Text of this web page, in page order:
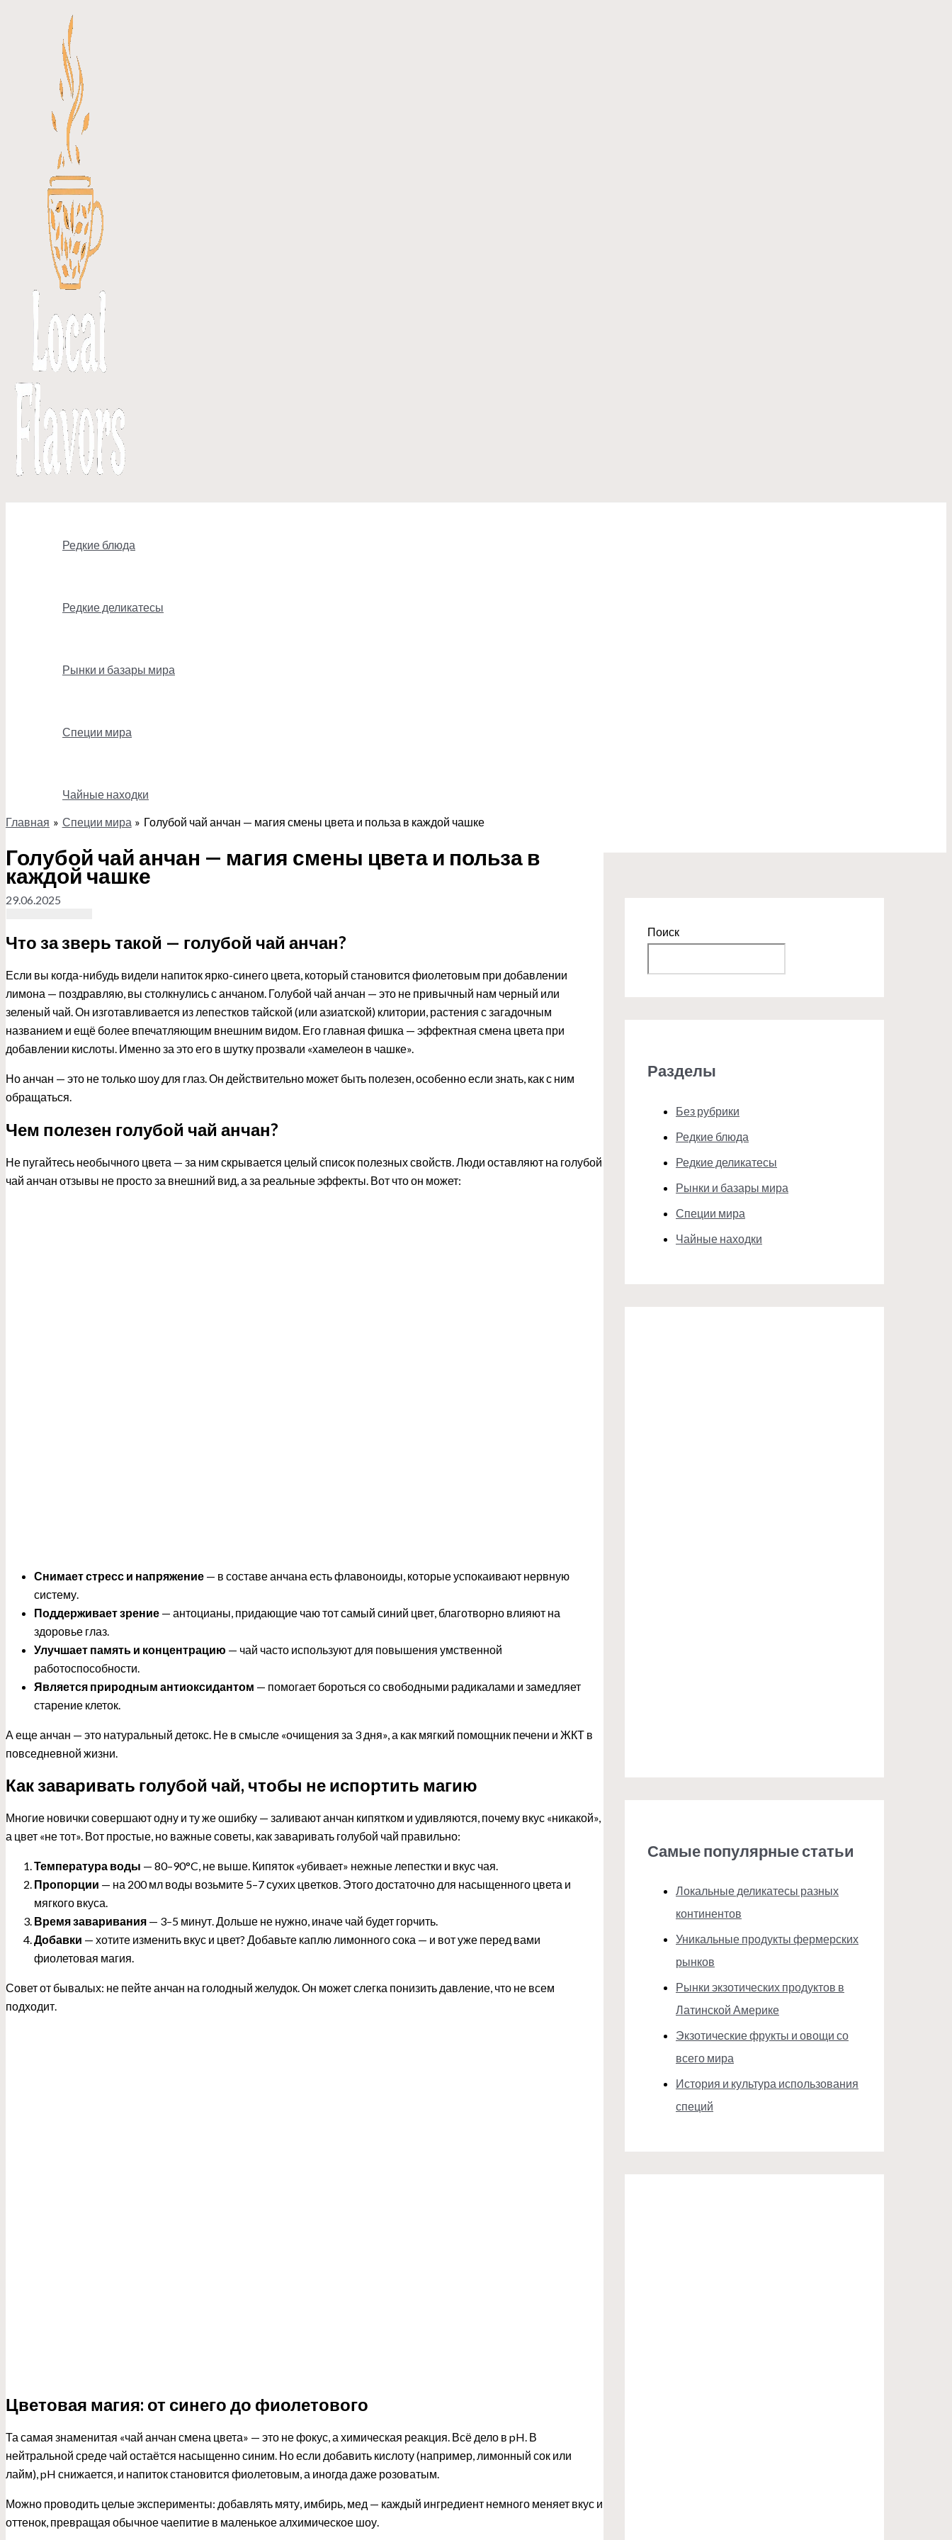
содержимому
Редкие блюда
Редкие деликатесы
Рынки и базары мира
Специи мира
Чайные находки
Главная Специи мира Голубой чай анчан — магия смены цвета и польза в каждой чашке
Голубой чай анчан — магия смены цвета и польза в
каждой чашке
29.06.2025
Что за зверь такой — голубой чай анчан?
Если вы когда-нибудь видели напиток ярко-синего цвета, который становится фиолетовым при добавлении
лимона — поздравляю, вы столкнулись с анчаном. Голубой чай анчан — это не привычный нам черный или
зеленый чай. Он изготавливается из лепестков тайской (или азиатской) клитории, растения с загадочным
названием и ещё более впечатляющим внешним видом. Его главная фишка — эффектная смена цвета при
добавлении кислоты. Именно за это его в шутку прозвали «хамелеон в чашке».
Но анчан — это не только шоу для глаз. Он действительно может быть полезен, особенно если знать, как с ним
обращаться.
Чем полезен голубой чай анчан?
Не пугайтесь необычного цвета — за ним скрывается целый список полезных свойств. Люди оставляют на голубой
чай анчан отзывы не просто за внешний вид, а за реальные эффекты. Вот что он может:
Снимает стресс и напряжение — в составе анчана есть флавоноиды, которые успокаивают нервную
систему.
Поддерживает зрение — антоцианы, придающие чаю тот самый синий цвет, благотворно влияют на
здоровье глаз.
Улучшает память и концентрацию — чай часто используют для повышения умственной
работоспособности.
Является природным антиоксидантом — помогает бороться со свободными радикалами и замедляет
старение клеток.
А еще анчан — это натуральный детокс. Не в смысле «очищения за 3 дня», а как мягкий помощник печени и ЖКТ в
повседневной жизни.
Как заваривать голубой чай, чтобы не испортить магию
Многие новички совершают одну и ту же ошибку — заливают анчан кипятком и удивляются, почему вкус «никакой»,
а цвет «не тот». Вот простые, но важные советы, как заваривать голубой чай правильно:
Температура воды — 80–90°C, не выше. Кипяток «убивает» нежные лепестки и вкус чая.
Пропорции — на 200 мл воды возьмите 5–7 сухих цветков. Этого достаточно для насыщенного цвета и
мягкого вкуса.
Время заваривания — 3–5 минут. Дольше не нужно, иначе чай будет горчить.
Добавки — хотите изменить вкус и цвет? Добавьте каплю лимонного сока — и вот уже перед вами
фиолетовая магия.
Совет от бывалых: не пейте анчан на голодный желудок. Он может слегка понизить давление, что не всем
подходит.
Цветовая магия: от синего до фиолетового
Та самая знаменитая «чай анчан смена цвета» — это не фокус, а химическая реакция. Всё дело в pH. В
нейтральной среде чай остаётся насыщенно синим. Но если добавить кислоту (например, лимонный сок или
лайм), pH снижается, и напиток становится фиолетовым, а иногда даже розоватым.
Можно проводить целые эксперименты: добавлять мяту, имбирь, мед — каждый ингредиент немного меняет вкус и
оттенок, превращая обычное чаепитие в маленькое алхимическое шоу.
Поиск
Разделы
Без рубрики
Редкие блюда
Редкие деликатесы
Рынки и базары мира
Специи мира
Чайные находки
Самые популярные статьи
Локальные деликатесы разных
континентов
Уникальные продукты фермерских
рынков
Рынки экзотических продуктов в
Латинской Америке
Экзотические фрукты и овощи со
всего мира
История и культура использования
специй